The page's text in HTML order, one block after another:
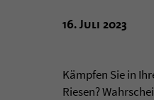
16. Juli 2023
Kämpfen Sie in
Riesen?